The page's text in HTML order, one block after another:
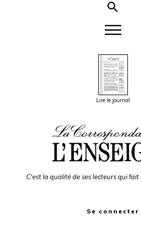
Lire le journal
C'est la qualité de ses lecteurs qui
Se connecter